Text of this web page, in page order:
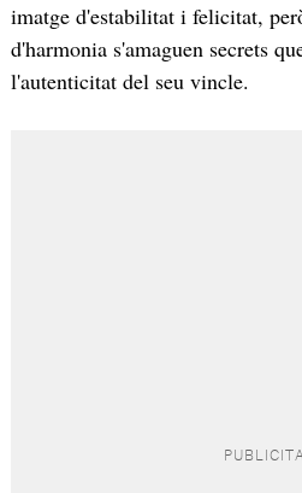
imatge d'estabilitat i felicitat,
d'harmonia s'amaguen secrets
l'autenticitat del seu vincle.